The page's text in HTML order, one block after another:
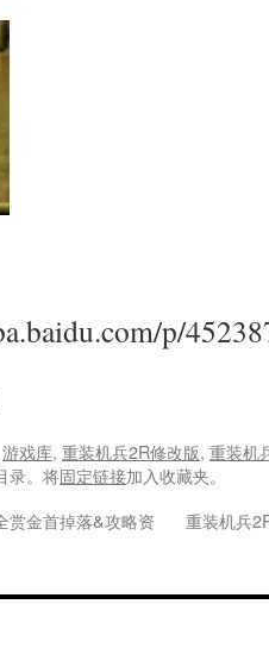
p/
游戏库, 重装机兵2R修改版, 重装机
录。将固定链接加入收藏夹。
赏金首掉落&攻略资
重装机兵